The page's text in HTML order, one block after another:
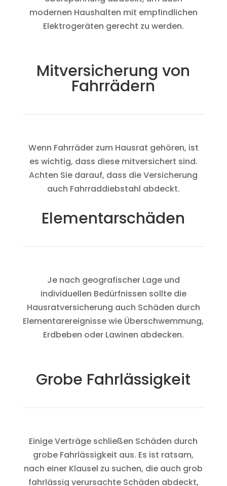
modernen Haushalten mit empfindlichen
Elektrogeräten gerecht zu werden.
Mitversicherung von
Fahrrädern
Wenn Fahrräder zum Hausrat gehören, ist
es wichtig, dass diese mitversichert sind.
Achten Sie darauf, dass die Versicherung
auch Fahrraddiebstahl abdeckt.
Elementarschäden
Je nach geografischer Lage und
individuellen Bedürfnissen sollte die
Hausratversicherung auch Schäden durch
Elementarereignisse wie Überschwemmung,
Erdbeben oder Lawinen abdecken.
Grobe Fahrlässigkeit
Einige Verträge schließen Schäden durch
grobe Fahrlässigkeit aus. Es ist ratsam,
nach einer Klausel zu suchen, die auch grob
fahrlässig verursachte Schäden abdeckt,